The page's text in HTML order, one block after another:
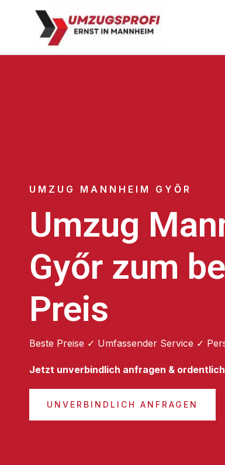
UMZUG MANNHEIM GYŐR
Umzug
Győr zum
Preis
Beste Preise ✓ Umfassender Service ✓
Jetzt unverbindlich anfragen &
UNVERBINDLICH ANFRAGEN